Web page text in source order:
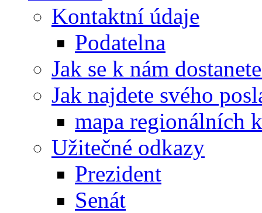
Kontaktní údaje
Podatelna
Jak se k nám
Jak najdete svého
mapa regionálních
Užitečné odkazy
Prezident
Senát